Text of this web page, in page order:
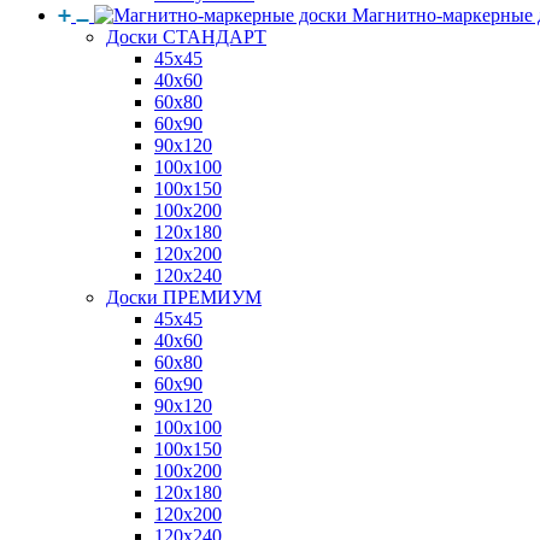
Магнитно-маркерные
Доски СТАНДАРТ
45x45
40x60
60x80
60x90
90x120
100x100
100x150
100x200
120x180
120x200
120x240
Доски ПРЕМИУМ
45x45
40x60
60x80
60x90
90x120
100x100
100x150
100x200
120x180
120x200
120x240